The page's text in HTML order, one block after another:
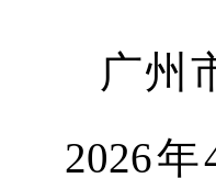
广州
2026年